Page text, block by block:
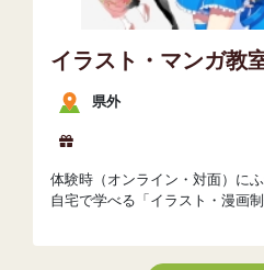
イラスト・マンガ教
県外
体験時（オンライン・対面）に
自宅で学べる「イラスト・漫画